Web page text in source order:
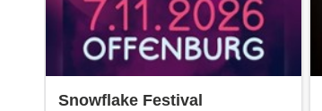
Snowflake Festival